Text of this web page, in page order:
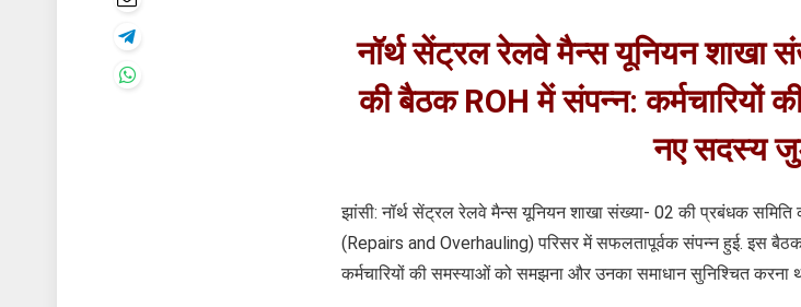
नॉर्थ सेंट्रल रेलवे मैन्स यूनियन शाखा
की बैठक ROH में संपन्न: कर्मचारियों
नए सदस्य
झांसी: नॉर्थ सेंट्रल रेलवे मैन्स यूनियन शाखा संख्या- 02 की प्रबंधक
(Repairs and Overhauling) परिसर में सफलतापूर्वक संपन्न हुई. इस
कर्मचारियों की समस्याओं को समझना और उनका समाधान सुनिश्चित करना